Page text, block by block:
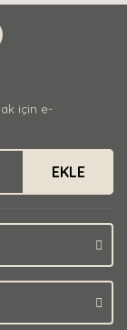
için e-
EKLE